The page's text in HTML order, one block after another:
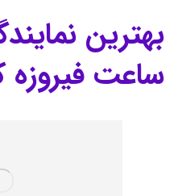
بهترین
ساعت فیروزه